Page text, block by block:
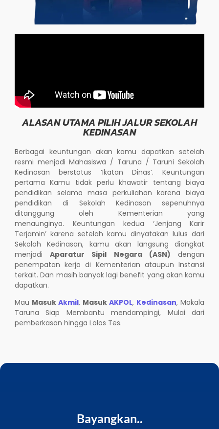
ALASAN UTAMA PILIH JALUR SEKOLAH
KEDINASAN
Berbagai keuntungan akan kamu dapatkan setelah
resmi menjadi Mahasiswa / Taruna / Taruni Sekolah
Kedinasan berstatus ‘Ikatan Dinas’. Keuntungan
pertama Kamu tidak perlu khawatir tentang biaya
pendidikan selama masa perkuliahan karena biaya
pendidikan di Sekolah Kedinasan sepenuhnya
ditanggung oleh Kementerian yang
menaunginya. Keuntungan kedua ‘Jenjang Karir
Terjamin’ karena setelah kamu dinyatakan lulus dari
Sekolah Kedinasan, kamu akan langsung diangkat
menjadiAparatur Sipil Negara (ASN) dengan
penempatan kerja di Kementerian ataupun Instansi
terkait. Dan masih banyak lagi benefit yang akan kamu
dapatkan.
Mau Masuk Akmil, Masuk AKPOL, Kedinasan, Makala
Taruna Siap Membantu mendampingi, Mulai dari
pemberkasan hingga Lolos Tes.
Bayangkan..